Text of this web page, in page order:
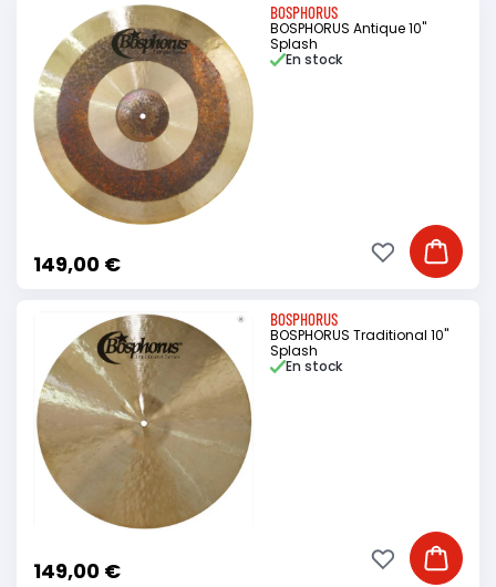
BOSPHORUS
BOSPHORUS Antique 10"
Splash
149,00 €
En stock
Ajouter
Ajouter à ma
BOSPHORUS
BOSPHORUS Traditional 10"
Splash
149,00 €
En stock
Ajouter
Ajouter à ma